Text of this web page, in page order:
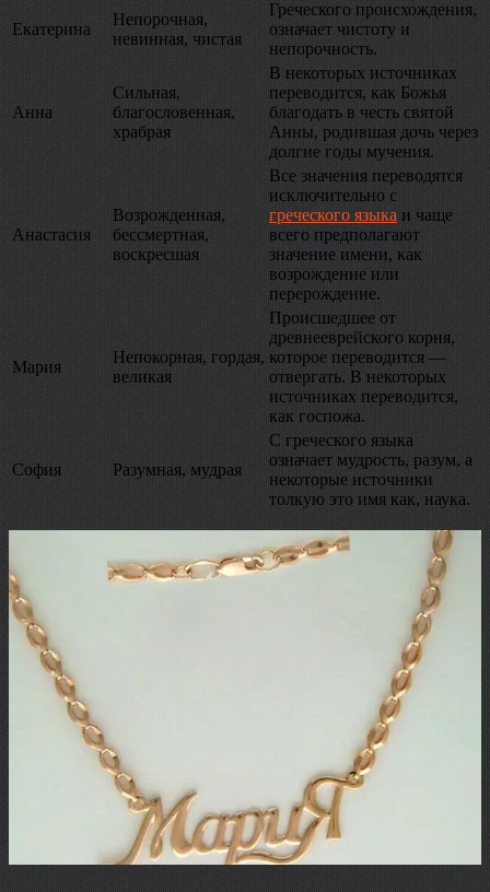
Екатерина
Непорочная,
невинная, чистая
Греческого происхождения,
означает чистоту и
непорочность.
Анна
Сильная,
благословенная,
храбрая
В некоторых источниках
переводится, как Божья
благодать в честь святой
Анны, родившая дочь через
долгие годы мучения.
Анастасия
Возрожденная,
бессмертная,
воскресшая
Все значения переводятся
исключительно с
греческого языка и чаще
всего предполагают
значение имени, как
возрождение или
перерождение.
Мария
Непокорная, гордая,
великая
Происшедшее от
древнееврейского корня,
которое переводится —
отвергать. В некоторых
источниках переводится,
как госпожа.
София Разумная, мудрая
С греческого языка
означает мудрость, разум, а
некоторые источники
толкую это имя как, наука.